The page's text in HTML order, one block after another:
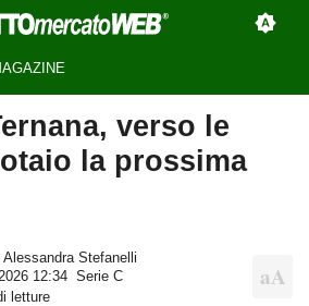
verso le
la prossima
Alessandra Stefanelli
12:34
Serie C
letture